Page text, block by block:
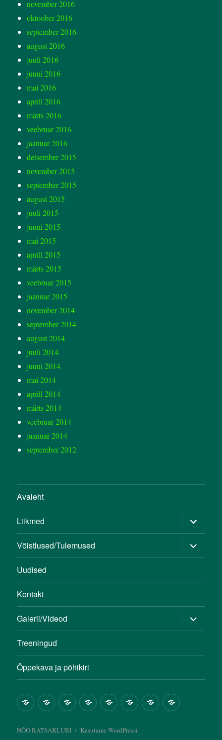
november 2016
oktoober 2016
september 2016
august 2016
juuli 2016
juuni 2016
mai 2016
aprill 2016
märts 2016
veebruar 2016
jaanuar 2016
detsember 2015
november 2015
september 2015
august 2015
juuli 2015
juuni 2015
mai 2015
aprill 2015
märts 2015
veebruar 2015
jaanuar 2015
november 2014
september 2014
august 2014
juuli 2014
juuni 2014
mai 2014
aprill 2014
märts 2014
veebruar 2014
jaanuar 2014
september 2012
Avaleht
Liikmed
Võistlused/Tulemused
Uudised
Kontakt
Galerii/Videod
Treeningud
Õppekava ja põhikiri
NÕO RATSAKLUBI Kasutame WordPressi